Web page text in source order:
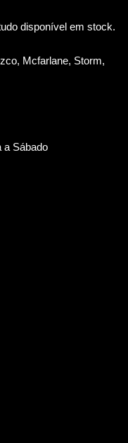
disponível em stock.
Mcfarlane, Storm,
a Sábado